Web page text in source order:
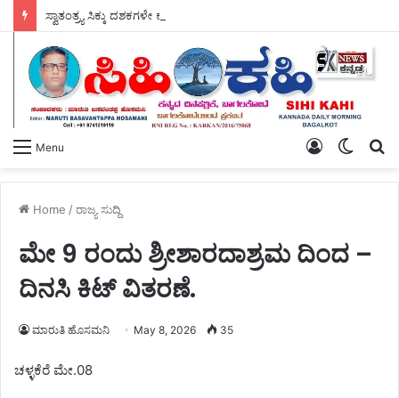
Menu
Switch
Log
Home /ರಾಜ್ಯ ಸುದ್ದಿ
ಮೇ 9 ರಂದು ಶ್ರೀಶಾರದಾಶ್ರಮ ದಿಂದ –
ದಿನಸಿ ಕಿಟ್ ವಿತರಣೆ.
ಮಾರುತಿ ಹೊಸಮನಿ May 8, 2026 35
ಚಳ್ಳಕೆರೆ ಮೇ.08